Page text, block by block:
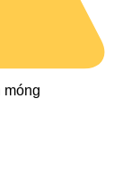
móng